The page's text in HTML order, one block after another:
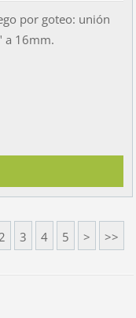
por goteo: unión
a 16mm.
2 3 4 5 > >>